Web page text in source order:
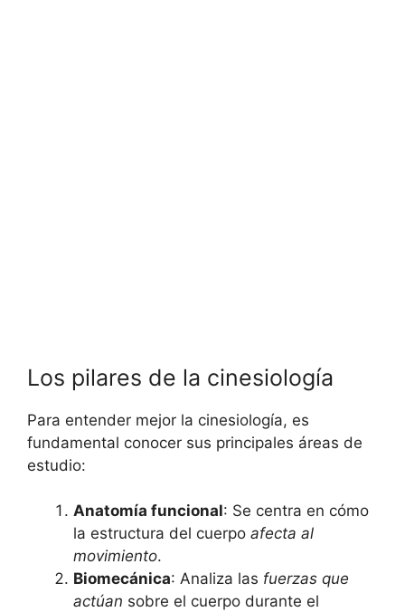
Los pilares de la cinesiología
Para entender mejor la cinesiología, es
fundamental conocer sus principales áreas de
estudio:
Anatomía funcional: Se centra en cómo
la estructura del cuerpo afecta al
movimiento.
Biomecánica: Analiza las fuerzas que
actúan sobre el cuerpo durante el